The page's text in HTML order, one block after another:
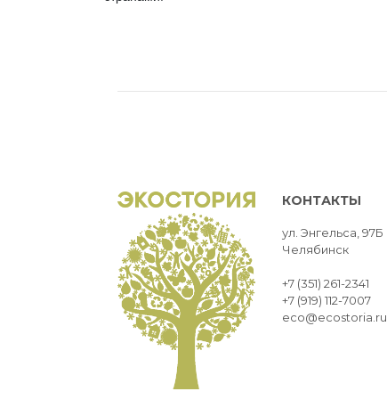
КОНТАКТЫ
ул. Энгельса, 97Б
Челябинск
+7 (351) 261-2341
+7 (919) 112-7007
eco@ecostoria.ru